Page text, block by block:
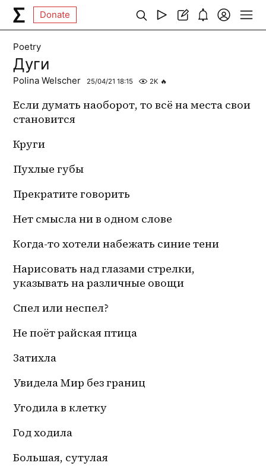
Donate
Poetry
Дуги
Polina Welscher 25/04/21 18:15 2K 🔥
Если думать наоборот, то всё на места свои
становится
Круги
Пухлые губы
Прекратите говорить
Нет смысла ни в одном слове
Когда-то хотели набежать синие тени
Нарисовать над глазами стрелки,
указывать на различные овощи
Спел или неспел?
Не поёт райская птица
Затихла
Увидела Мир без границ
Угодила в клетку
Год ходила
Большая, сутулая